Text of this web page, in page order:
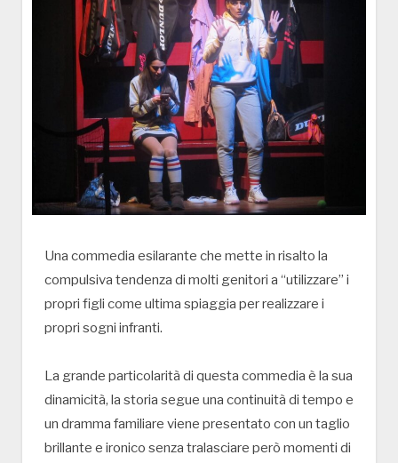
Una commedia esilarante che mette in risalto la
compulsiva tendenza di molti genitori a “utilizzare” i
propri figli come ultima spiaggia per realizzare i
propri sogni infranti.
La grande particolarità di questa commedia è la sua
dinamicità, la storia segue una continuità di tempo e
un dramma familiare viene presentato con un taglio
brillante e ironico senza tralasciare però momenti di